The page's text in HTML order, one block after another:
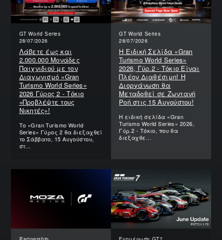
GT World Series
28/07/2026
Λάβετε έως και
2.000.000 Μονάδες
Παιχνιδιού με τον
Διαγωνισμό «Gran
Turismo World Series»
2026 Γύρος 2 - Τόκιο
«Προβλέψτε τους
Νικητές»!
Το «Gran Turismo World
Series» Γύρος 2 θα διεξαχθεί
το Σάββατο, 15 Αυγούστου,
στ...
GT World Series
28/07/2026
Η Ειδική Σελίδα «Gran
Turismo World Series»
2026, Γύρ.2 - Τόκιο Είναι
Πλέον Διαθέσιμη! Η
Διοργάνωση θα
Μεταδοθεί σε Ζωντανή
Ροή στις 15 Αυγούστου!
Η ειδική σελίδα «Gran
Turismo World Series» 2026,
Γύρ.2 - Τόκιο, που θα
διεξαχθε...